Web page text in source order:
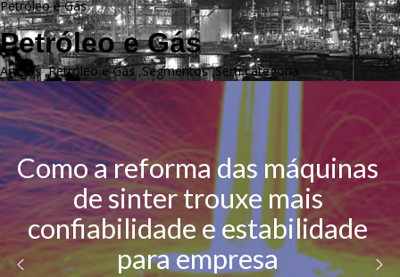
Petróleo e Gás
Petróleo e Gás
Artigos,Petróleo e Gás,Segmentos,Sem categoria
Como a reforma das máquinas
de sinter trouxe mais
confiabilidade e estabilidade
para empresa
About author
admin